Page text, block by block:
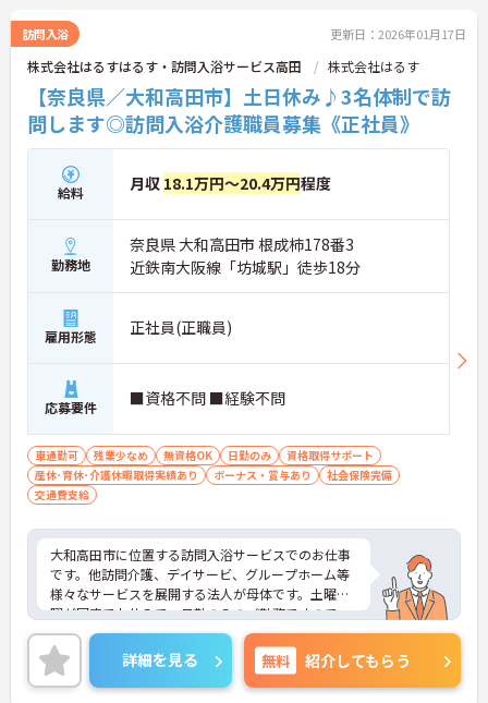
訪問入浴 更新日：2026年01月17日
株式会社はるすはるす・訪問入浴サービス高田 株式会社はるす
【奈良県／大和高田市】土日休み♪3名体制で訪
問します◎訪問入浴介護職員募集《正社員》
給料 月収 18.1万円～20.4万円程度
勤務地
奈良県 大和高田市 根成柿178番3
近鉄南大阪線「坊城駅」徒歩18分
雇用形態 正社員(正職員)
応募要件 ■資格不問 ■経験不問
車通勤可 残業少なめ 無資格OK 日勤のみ
資格取得サポート
産休･育休･介護休暇取得実績あり
ボーナス・賞与あり
社会保険完備
交通費支給
大和高田市に位置する訪問入浴サービスでのお仕事
です。他訪問介護、デイサービ、グループホーム等
様々なサービスを展開する法人が母体です。土曜日
曜が固定でお休みで、日勤のみのご勤務ですので、
生活リズムを整えやすく無理なくご勤務いただけま
す♪ご興味のある方には、面接対策ポイントなど、
さらに詳細をお話しいたしますのでお気軽にご相談
ください！
詳細を見る 無料 紹介してもらう